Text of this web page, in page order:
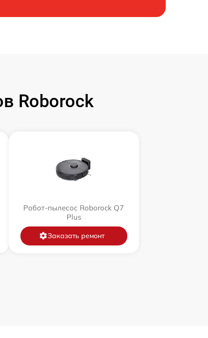
Roborock
Робот-пылесос Roborock Q7
Plus
Заказать ремонт